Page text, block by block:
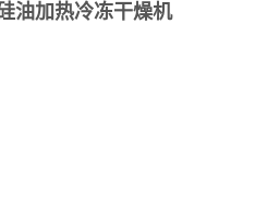
油加热冷冻干燥机